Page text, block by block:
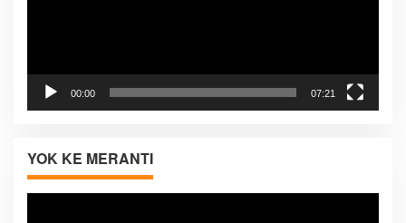
00:00 07:21
YOK KE MERANTI